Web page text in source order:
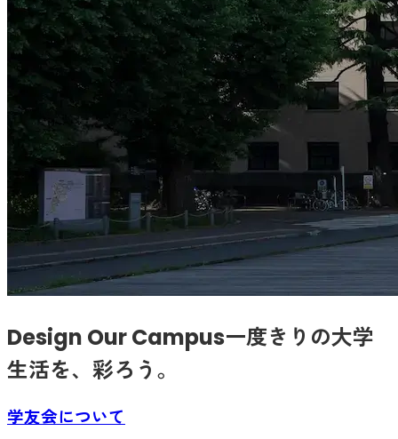
Design Our Campus一度きりの大学
生活を、彩ろう。
学友会について